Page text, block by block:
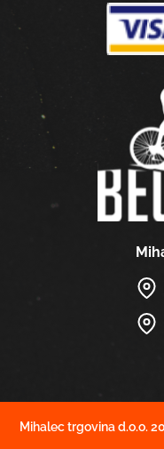
Mihalec trgovina d.o.o.